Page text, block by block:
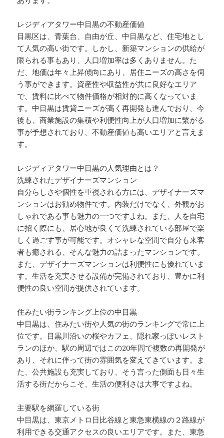
レジディアタワー中目黒の不動産価値
目黒区は、青葉台、自由が丘、中目黒など、住宅地とし
て人気の高い街です。しかし、新築マンションの供給が
限られる事もあり、人口増加率は多くありません。た
だ、地価は年々上昇傾向にあり、居住ニーズの高さを伺
う事ができます。資産性や収益性が共に良好なエリア
で、賃料に比べて物件価格が相対的に高くなっていま
す。中目黒は賃貸ニーズが高く再開発も進んでおり、今
後も、商業施設の集積や利便性向上が人口増加に繋がる
事が予想されており、不動産価値も高いエリアと言えま
す。
レジディアタワー中目黒の人気理由とは？
洗練されたデザイナーズマンション
自分らしさや個性を重視される方には、デザイナーズマ
ンションはお勧め物件です。内装だけでなく、外観がお
しゃれである事も魅力の一つですよね。また、人を自宅
に招く際にも、居心地が良くて洗練されている部屋で楽
しく過ごす事が可能です。オシャレな空間で自分も来客
者も癒される、そんな魅力の詰まったマンションです。
また、デザイナーズマンションは利便性にも優れていま
す。生活を充実させる設備が完備されており、豊かに利
便性の良い空間が提供されています。
住みたい街ランキング上位の中目黒
中目黒は、住みたい街や人気の街のランキングで常に上
位です。目黒川沿いの桜やカフェ、隠れ家っぽいレスト
ランのほか、駅の周辺ではこの20年間で複数の再開発が
あり、それに伴って街の雰囲気を変えてきています。ま
た、公共施設も充実しており、そう言った側面も日々生
活する街だからこそ、生活の便利さは大事ですよね。
主要駅を網羅している街
中目黒は、東京メトロ日比谷線と東急東横線の２路線が
利用できる交通アクセスの良いエリアです。また、東急